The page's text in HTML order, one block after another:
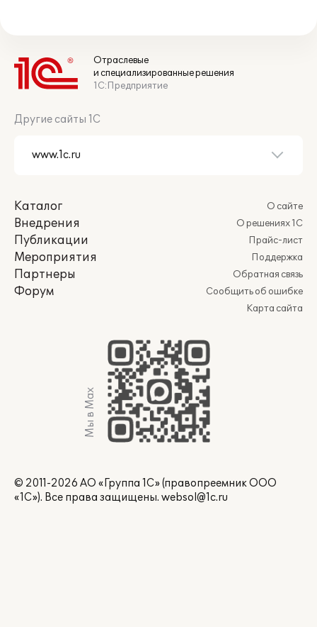
Отраслевые
и специализированные решения
1С:Предприятие
Другие сайты 1С
Каталог
Внедрения
Публикации
Мероприятия
Партнеры
Форум
О сайте
О решениях 1С
Прайс-лист
Поддержка
Обратная связь
Сообщить об ошибке
Карта сайта
Мы в Max
© 2011-2026 АО «Группа 1С» (правопреемник ООО
«1С»). Все права защищены. websol@1c.ru